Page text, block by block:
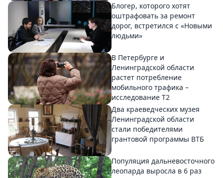
Блогер, которого хотят
оштрафовать за ремонт
дорог, встретился с «Новыми
людьми»
В Петербурге и
Ленинградской области
растет потребление
мобильного трафика –
исследование T2
Два краеведческих музея
Ленинградской области
стали победителями
грантовой программы ВТБ
Популяция дальневосточного
леопарда выросла в 6 раз